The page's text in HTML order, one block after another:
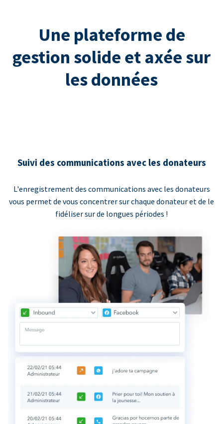
Une plateforme de
gestion solide et axée sur
les données
Suivi des communications avec les donateurs
L'enregistrement des communications avec les donateurs
vous permet de vous concentrer sur chaque donateur et de le
fidéliser sur de longues périodes !